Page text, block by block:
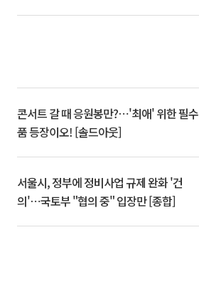
콘서트 갈 때 응원봉만?⋯'최애' 위한 필수
품 등장이오! [솔드아웃]
서울시, 정부에 정비사업 규제 완화 '건
의'⋯국토부 "협의 중" 입장만 [종합]